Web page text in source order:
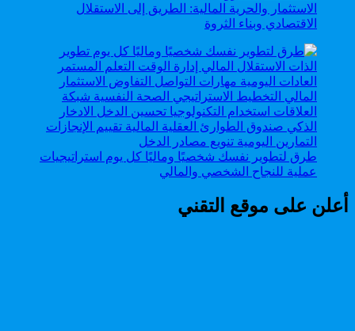
الاستثمار والحرية المالية: الطريق إلى الاستقلال
الاقتصادي وبناء الثروة
طرق لتطوير نفسك شخصيًا وماليًا كل يوم استراتيجيات
عملية للنجاح الشخصي والمالي
أعلن على موقع التقني